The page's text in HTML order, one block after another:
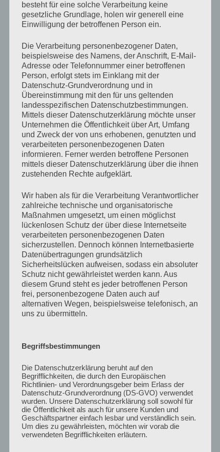
Rainer Forst
Stellvertretender Sprecher Teilinstitut
Frankfurt / Projektleiter
KONTAKT
forst@em.uni-frankfurt.de
+49 69 798-31541
besteht für eine solche Verarbeitung keine
gesetzliche Grundlage, holen wir generell eine
Einwilligung der betroffenen Person ein.
Die Verarbeitung personenbezogener Daten,
beispielsweise des Namens, der Anschrift, E-Mail-
Adresse oder Telefonnummer einer betroffenen
Person, erfolgt stets im Einklang mit der
Datenschutz-Grundverordnung und in
Übereinstimmung mit den für uns geltenden
landesspezifischen Datenschutzbestimmungen.
Mittels dieser Datenschutzerklärung möchte unser
Unternehmen die Öffentlichkeit über Art, Umfang
und Zweck der von uns erhobenen, genutzten und
verarbeiteten personenbezogenen Daten
informieren. Ferner werden betroffene Personen
mittels dieser Datenschutzerklärung über die ihnen
zustehenden Rechte aufgeklärt.
Wir haben als für die Verarbeitung Verantwortlicher
zahlreiche technische und organisatorische
Maßnahmen umgesetzt, um einen möglichst
lückenlosen Schutz der über diese Internetseite
verarbeiteten personenbezogenen Daten
sicherzustellen. Dennoch können Internetbasierte
Datenübertragungen grundsätzlich
Sicherheitslücken aufweisen, sodass ein absoluter
Schutz nicht gewährleistet werden kann. Aus
diesem Grund steht es jeder betroffenen Person
frei, personenbezogene Daten auch auf
alternativen Wegen, beispielsweise telefonisch, an
uns zu übermitteln.
Begriffsbestimmungen
Die Datenschutzerklärung beruht auf den
Begrifflichkeiten, die durch den Europäischen
Richtlinien- und Verordnungsgeber beim Erlass der
Datenschutz-Grundverordnung (DS-GVO) verwendet
wurden. Unsere Datenschutzerklärung soll sowohl für
die Öffentlichkeit als auch für unsere Kunden und
Geschäftspartner einfach lesbar und verständlich sein.
Um dies zu gewährleisten, möchten wir vorab die
verwendeten Begrifflichkeiten erläutern.